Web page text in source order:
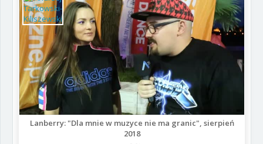
Lanberry: "Dla mnie w muzyce nie ma granic", sierpień
2018